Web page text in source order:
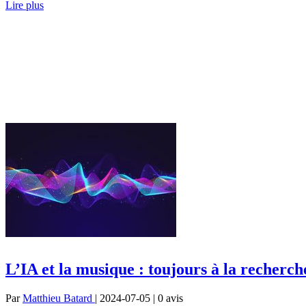
Lire plus
L’IA et la musique : toujours à la
ParMatthieu Batard | 2024-07-05 | 0 avis